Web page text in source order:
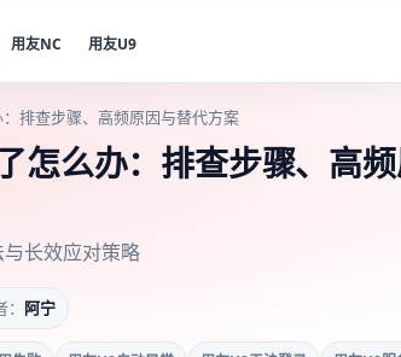
用友NC 用友U9
排查步骤、高频原因与替代方案
怎么办：排查步骤、高
长效应对策略
阿宁